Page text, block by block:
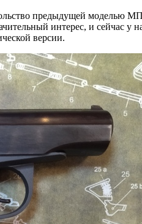
предыдущей моделью
интерес, и сейчас у
версии.